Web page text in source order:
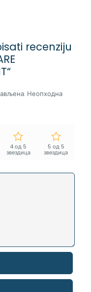
recenziju
Неопходна
4 од 5
звездица
5 од 5
звездица